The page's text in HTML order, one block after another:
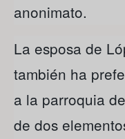
anonimato.
La esposa de
también ha
a la parroquia
de dos